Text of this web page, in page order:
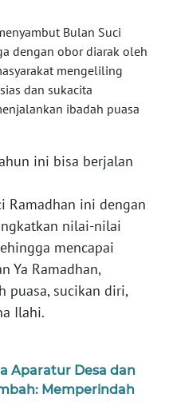
Bulan Suci
dengan obor diarak oleh
mengeliling
dan sukacita
ibadah puasa
ini bisa berjalan
Ramadhan ini dengan
nilai-nilai
mencapai
Ya Ramadhan,
puasa, sucikan diri,
Ilahi.
Aparatur Desa dan
Memperindah